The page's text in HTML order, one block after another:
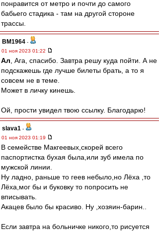
понравится от метро и почти до самого
бабьего стадика - там на другой стороне
трассы.
BM1964 -
01 ноя 2023 01:22
Ал , Ага, спасибо. Завтра решу куда пойти. А не
подскажешь где лучше билеты брать, а то я
совсем не в теме.
Может в личку кинешь.
Ой, прости увидел твою ссылку. Благодарю!
slava1 -
01 ноя 2023 01:19
В семействе Макгеевых,скорей всего
паспортистка бухая была,или зуб имела по
мужской линии.
Ну ладно, раньше то геев небыло,но Лёха ,то
Лёха,мог бы и буковку то попросить не
вписывать.
Акацев было бы красиво. Ну ,хозяин-барин..
Если завтра на больничке никого,то рисуется